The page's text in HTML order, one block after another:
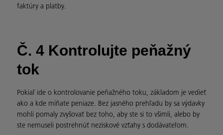
faktúry a platby.
Č. 4 Kontrolujte peňažný
tok
Pokiaľ ide o kontrolovanie peňažného toku, základom je vedieť
ako a kde míňate peniaze. Bez jasného prehľadu by sa výdavky
mohli pomaly zvyšovať bez toho, aby ste si to všimli, alebo by
ste nemuseli postrehnúť neziskové vzťahy s dodávateľom.